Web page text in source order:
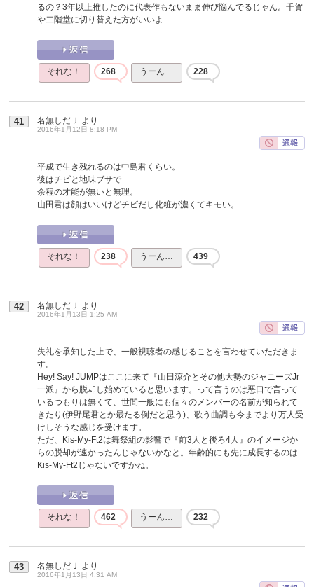
るの？3年以上推したのに代表作もないまま伸び悩んでるじゃん。千賀
や二階堂に切り替えた方がいいよ
それな！ 268 うーん… 228
41 名無しだＪ より
2016年1月12日 8:18 PM
平成で生き残れるのは中島君くらい。
後はチビと地味ブサで
余程の才能が無いと無理。
山田君は顔はいいけどチビだし化粧が濃くてキモい。
それな！ 238 うーん… 439
42 名無しだＪ より
2016年1月13日 1:25 AM
失礼を承知した上で、一般視聴者の感じることを言わせていただきま
す。
Hey! Say! JUMPはここに来て『山田涼介とその他大勢のジャニーズJr
一派』から脱却し始めていると思います。って言うのは悪口で言って
いるつもりは無くて、世間一般にも個々のメンバーの名前が知られて
きたり(伊野尾君とか最たる例だと思う)、歌う曲調も今までより万人受
けしそうな感じを受けます。
ただ、Kis-My-Ft2は舞祭組の影響で『前3人と後ろ4人』のイメージか
らの脱却が速かったんじゃないかなと。年齢的にも先に成長するのは
Kis-My-Ft2じゃないですかね。
それな！ 462 うーん… 232
43 名無しだＪ より
2016年1月13日 4:31 AM